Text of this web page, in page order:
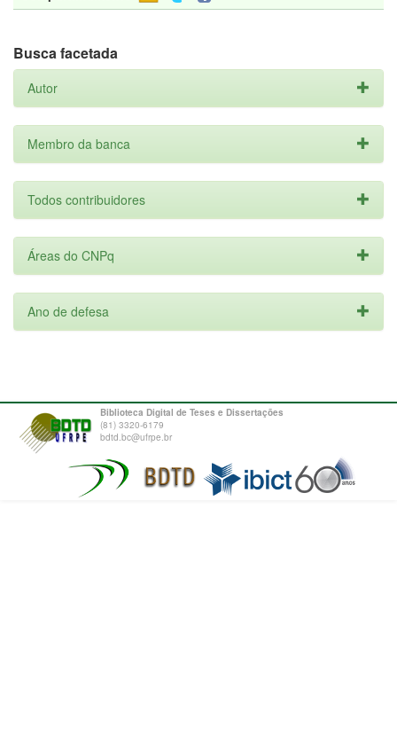
Busca facetada
Autor
Membro da banca
Todos contribuidores
Áreas do CNPq
Ano de defesa
Biblioteca Digital de Teses e Dissertações
(81) 3320-6179
bdtd.bc@ufrpe.br